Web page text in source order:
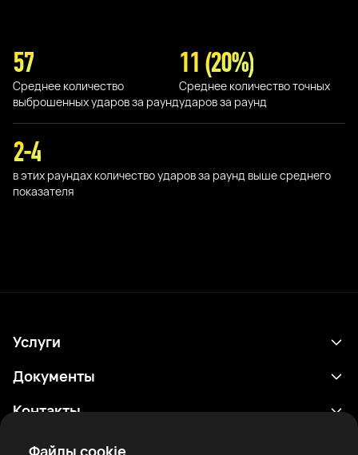
Файлы cookie
57
Среднее количество
выброшенных ударов за раунд
11 (20%)
Среднее количество точных
ударов за раунд
2-4
в этих раундах количество ударов за раунд выше среднего
показателя
Услуги
Расписание
Документы
Политика конфиденциальности
Контакты
support@rtfight.com
Приложения